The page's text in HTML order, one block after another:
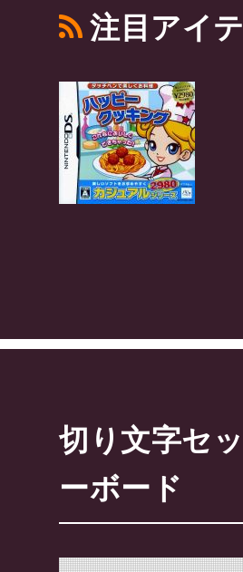
注目アイ
切り文字セ
ーボード